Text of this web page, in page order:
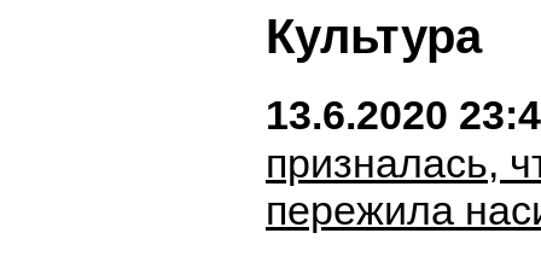
Культура
13.6.2020
призналась,
пережила